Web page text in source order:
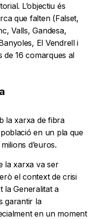
L’objectiu és
que falten (Falset,
Valls, Gandesa,
El Vendrell i
de 16 comarques al
la xarxa de fibra
en un pla que
d’euros.
la xarxa va ser
el context de crisi
la Generalitat a
garantir la
en un moment